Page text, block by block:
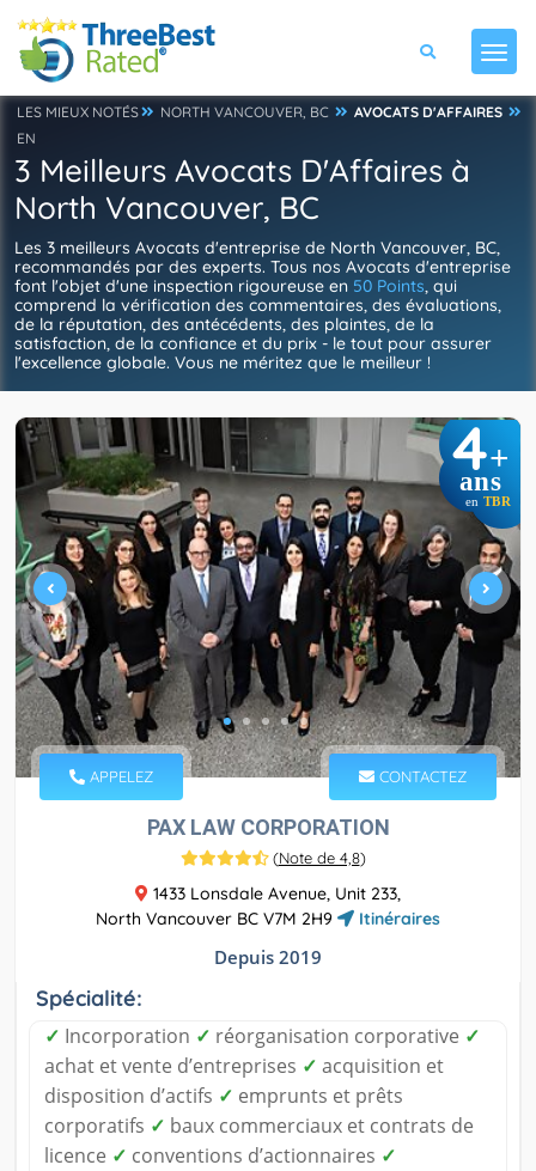
LES MIEUX NOTÉS NORTH VANCOUVER, BC
AVOCATS D'AFFAIRES
EN
3 Meilleurs Avocats D'Affaires à
North Vancouver, BC
Les 3 meilleurs Avocats d'entreprise de North Vancouver, BC,
recommandés par des experts. Tous nos Avocats d'entreprise
font l'objet d'une inspection rigoureuse en 50 Points, qui
comprend la vérification des commentaires, des évaluations,
de la réputation, des antécédents, des plaintes, de la
satisfaction, de la confiance et du prix - le tout pour assurer
l'excellence globale. Vous ne méritez que le meilleur !
4+
ans
en TBR
APPELEZ CONTACTEZ
PAX LAW CORPORATION
(Note de 4,8)
1433 Lonsdale Avenue, Unit 233,
North Vancouver BC V7M 2H9
Itinéraires
Depuis 2019
Spécialité:
✓ Incorporation ✓ réorganisation corporative ✓
achat et vente d’entreprises ✓ acquisition et
disposition d’actifs ✓ emprunts et prêts
corporatifs ✓ baux commerciaux et contrats de
licence ✓ conventions d’actionnaires ✓